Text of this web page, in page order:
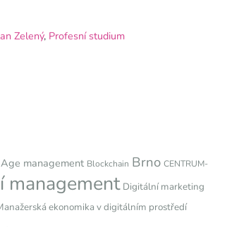
Zelený, Profesní studium
Age management Blockchain Brno CENTRUM-
management Digitální marketing
ekonomika v digitálním prostředí